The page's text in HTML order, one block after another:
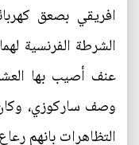
افريقي بصعق
الشرطة الفرنسية
عنف أصيب بها
وصف ساركوزي،
التظاهرات بانهم